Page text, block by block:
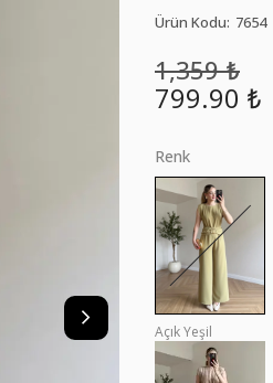
Ürün Kodu: 7654
1,359 ₺
799.90 ₺
Renk
Açık Yeşil